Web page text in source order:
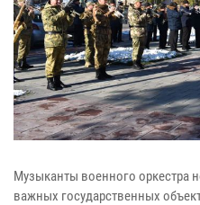
Музыканты военного оркестра
важных государственных